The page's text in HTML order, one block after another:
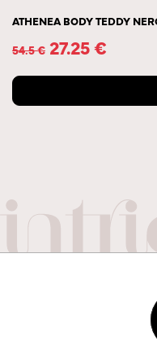
ATHENEA BODY TEDDY
54.5€ 27.25€